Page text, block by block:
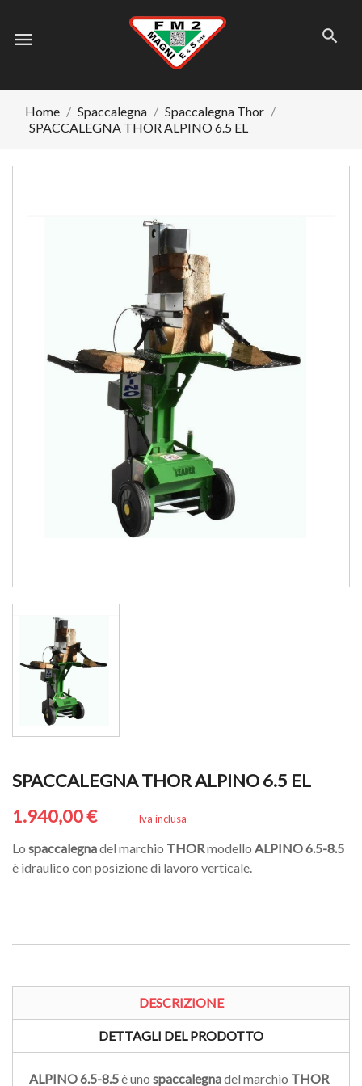
menu
Home Spaccalegna
Spaccalegna Thor
SPACCALEGNA THOR ALPINO 6.5 EL
SPACCALEGNA THOR ALPINO 6.5 EL
1.940,00 €
Iva inclusa
Lo spaccalegnadel marchio THORmodello ALPINO 6.5-8.5
è idraulico con posizione di lavoro verticale.
DESCRIZIONE
DETTAGLI DEL PRODOTTO
ALPINO 6.5-8.5è uno spaccalegnadel marchio THOR